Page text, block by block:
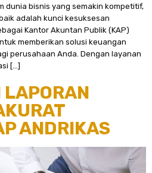
dunia bisnis yang semakin kompetitif,
adalah kunci kesuksesan
Kantor Akuntan Publik (KAP)
memberikan solusi keuangan
perusahaan Anda. Dengan layanan
[…]
ANDRIKAS